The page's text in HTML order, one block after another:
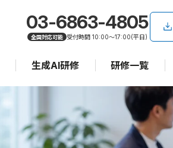
03-6863-4805
全国対応可能 受付時間 10:00〜17:00(平日)
生成AI研修 研修一覧